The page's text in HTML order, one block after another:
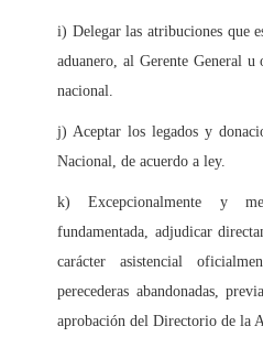
i) Delegar las atribuciones que
aduanero, al Gerente General u
nacional.
j) Aceptar los legados y
Nacional, de acuerdo a ley.
k) Excepcionalmente y
fundamentada, adjudicar
carácter asistencial
perecederas abandonadas,
aprobación del Directorio de la